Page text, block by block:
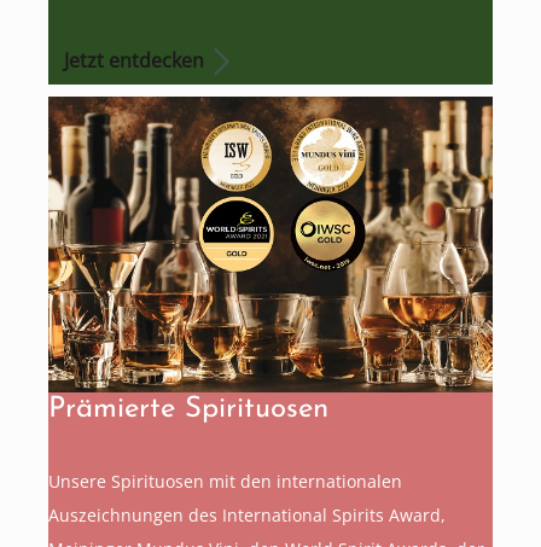
Jetzt entdecken
Prämierte Spirituosen
Unsere Spirituosen mit den internationalen
Auszeichnungen des International Spirits Award,